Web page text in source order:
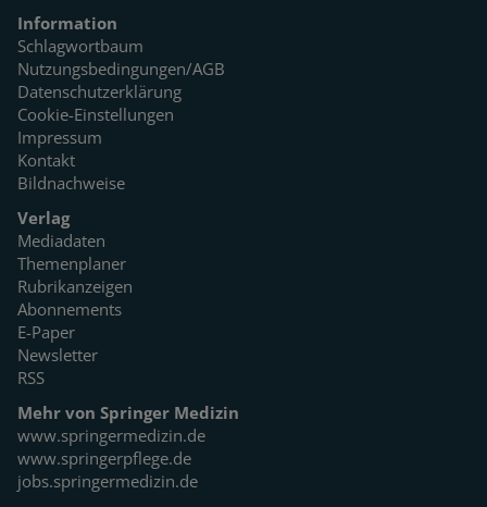
Information
Schlagwortbaum
Nutzungsbedingungen/AGB
Datenschutzerklärung
Cookie-Einstellungen
Impressum
Kontakt
Bildnachweise
Verlag
Mediadaten
Themenplaner
Rubrikanzeigen
Abonnements
E-Paper
Newsletter
RSS
Mehr von Springer Medizin
www.springermedizin.de
www.springerpflege.de
jobs.springermedizin.de